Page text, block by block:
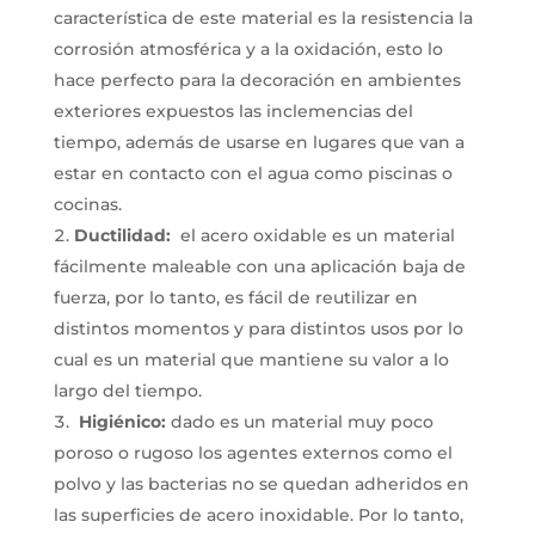
característica de este material es la resistencia la
corrosión atmosférica y a la oxidación, esto lo
hace perfecto para la decoración en ambientes
exteriores expuestos las inclemencias del
tiempo, además de usarse en lugares que van a
estar en contacto con el agua como piscinas o
cocinas.
Ductilidad: el acero oxidable es un material
fácilmente maleable con una aplicación baja de
fuerza, por lo tanto, es fácil de reutilizar en
distintos momentos y para distintos usos por lo
cual es un material que mantiene su valor a lo
largo del tiempo.
Higiénico: dado es un material muy poco
poroso o rugoso los agentes externos como el
polvo y las bacterias no se quedan adheridos en
las superficies de acero inoxidable. Por lo tanto,